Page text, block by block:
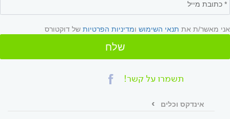
אני מאשר/ת את תנאי השימוש ומדיניות הפרטיות של דוקטורס
שלח
תשמרו על קשר!
אינדקס וכלים